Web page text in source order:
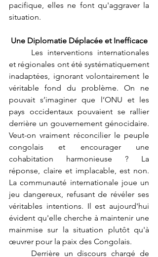
pacifique, elles ne font qu'aggraver la
situation.
Une Diplomatie Déplacée et Inefficace
et régionales ont été systématiquement
inadaptées, ignorant volontairement le
véritable fond du problème. On ne
pouvait s’imaginer que l’ONU et les
pays occidentaux pouvaient se rallier
derrière un gouvernement génocidaire.
Veut-on vraiment réconcilier le peuple
congolais et encourager une
cohabitation harmonieuse ? La
réponse, claire et implacable, est non.
La communauté internationale joue un
jeu dangereux, refusant de révéler ses
véritables intentions. Il est aujourd'hui
évident qu'elle cherche à maintenir une
mainmise sur la situation plutôt qu'à
œuvrer pour la paix des Congolais.